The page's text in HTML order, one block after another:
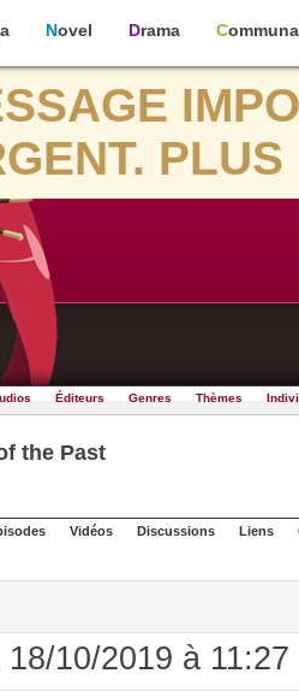
Novel Drama
Éditeurs Genres Thèmes
the Past
Vidéos Discussions Liens
10/2019 à